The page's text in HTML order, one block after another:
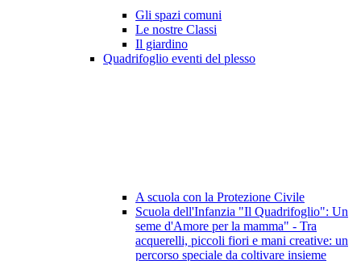
Gli spazi comuni
Le nostre Classi
Il giardino
Quadrifoglio eventi del plesso
A scuola con la Protezione Civile
Scuola dell'Infanzia "Il Quadrifoglio": Un
seme d'Amore per la mamma" - Tra
acquerelli, piccoli fiori e mani creative: un
percorso speciale da coltivare insieme